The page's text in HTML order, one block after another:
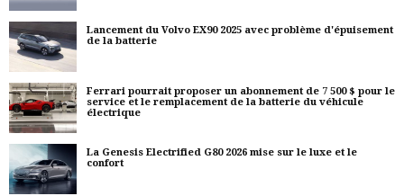
Lancement du Volvo EX90 2025 avec problème d'épuisement
de la batterie
Ferrari pourrait proposer un abonnement de 7 500 $ pour le
service et le remplacement de la batterie du véhicule
électrique
La Genesis Electrified G80 2026 mise sur le luxe et le
confort